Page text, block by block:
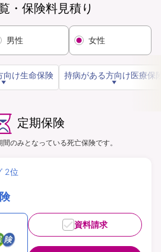
ループ従業員さま向け
請求 訪問相談
カード会員さま専用保険
・保険料見積り
男性 女性
向け生命保険 持病がある方向け医療保
定期保険
のみとなっている死亡保険です。
2位
資料請求